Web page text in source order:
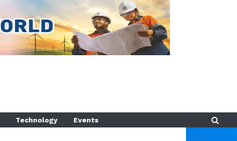
Technology Events